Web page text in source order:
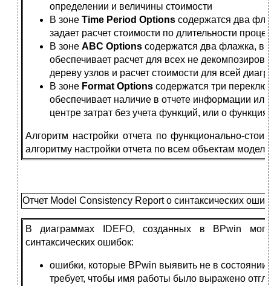
определении и величины стоимости
В зоне Time Period Options содержатся два
задает расчет стоимости по длительности
В зоне ABC Options содержатся два флажка,
обеспечивает расчет для всех не
дереву узлов и расчет стоимости для всей
В зоне Format Options содержатся три
обеспечивает наличие в отчете информации или
центре затрат без учета функций, или о функция
Алгоритм настройки отчета по функционально-
алгоритму настройки отчета по всем объектам
Отчет Model Consistency Report о синтаксических
В диаграммах IDEFO, созданных в BPwin
синтаксических ошибок:
ошибки, которые BPwin выявить не в
требует, чтобы имя работы было выражено